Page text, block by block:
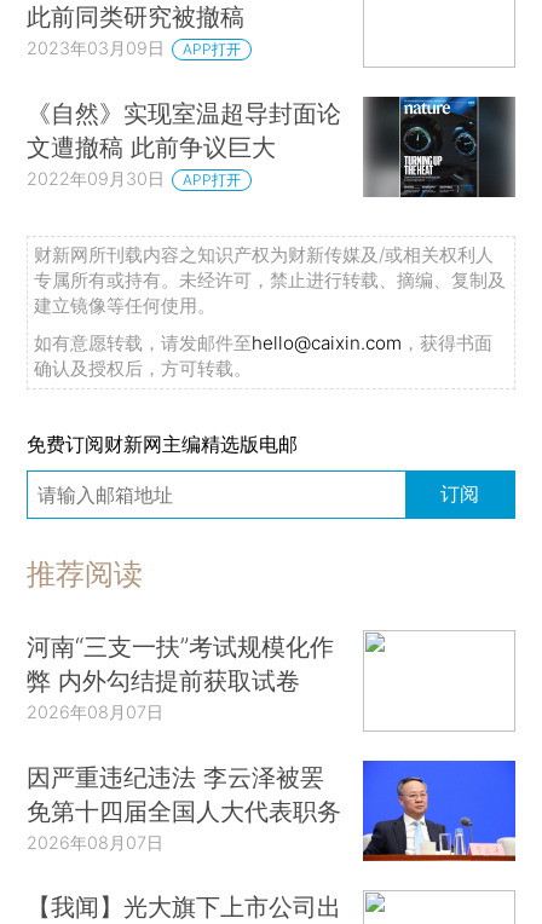
此前同类研究被撤稿
2023年03月09日 APP打开
《自然》实现室温超导封面论
文遭撤稿 此前争议巨大
2022年09月30日 APP打开
财新网所刊载内容之知识产权为财新传媒及/或相关权利人
专属所有或持有。未经许可，禁止进行转载、摘编、复制及
建立镜像等任何使用。
如有意愿转载，请发邮件至hello@caixin.com ，获得书面
确认及授权后，方可转载。
免费订阅财新网主编精选版电邮
订阅
推荐阅读
河南“三支一扶”考试规模化作
弊 内外勾结提前获取试卷
2026年08月07日
因严重违纪违法 李云泽被罢
免第十四届全国人大代表职务
2026年08月07日
【我闻】光大旗下上市公司出